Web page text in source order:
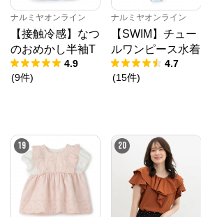
ナルミヤオンライン
【接触冷感】なつ
のおめかし半袖T
4.9
(9件)
ナルミヤオンライン
【SWIM】チュー
ルワンピース水着
4.7
(15件)
19 20